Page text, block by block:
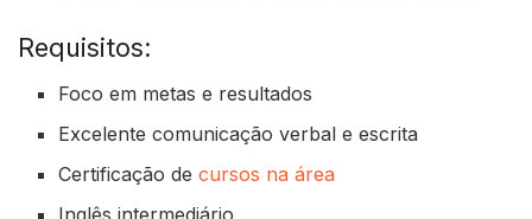
Requisitos:
Foco em metas e resultados
Excelente comunicação verbal e escrita
Certificação decursos na área